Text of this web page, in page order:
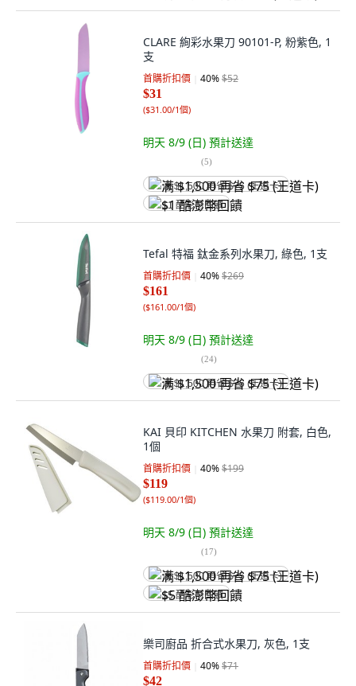
CLARE 絢彩水果刀 90101-P, 粉紫色, 1
支
首購折扣價 40%$52
$31
($31.00/1個)
明天 8/9 (日) 預計送達
(5)
满 $1,500 再省 $75 (王道卡)
$1 酷澎幣回饋
Tefal 特福 鈦金系列水果刀, 綠色, 1支
首購折扣價 40%$269
$161
($161.00/1個)
明天 8/9 (日) 預計送達
(24)
满 $1,500 再省 $75 (王道卡)
KAI 貝印 KITCHEN 水果刀 附套, 白色,
1個
首購折扣價 40%$199
$119
($119.00/1個)
明天 8/9 (日) 預計送達
(17)
满 $1,500 再省 $75 (王道卡)
$5 酷澎幣回饋
樂司廚品 折合式水果刀, 灰色, 1支
首購折扣價 40%$71
$42